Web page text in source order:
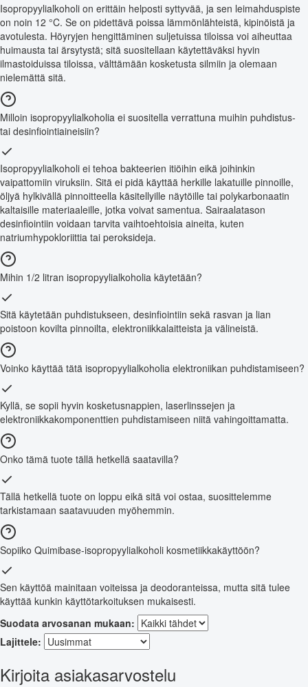
Isopropyylialkoholi on erittäin helposti syttyvää, ja sen leimahduspiste
on noin 12 °C. Se on pidettävä poissa lämmönlähteistä, kipinöistä ja
avotulesta. Höyryjen hengittäminen suljetuissa tiloissa voi aiheuttaa
huimausta tai ärsytystä; sitä suositellaan käytettäväksi hyvin
ilmastoiduissa tiloissa, välttämään kosketusta silmiin ja olemaan
nielemättä sitä.
Milloin isopropyylialkoholia ei suositella verrattuna muihin puhdistus-
tai desinfiointiaineisiin?
Isopropyylialkoholi ei tehoa bakteerien itiöihin eikä joihinkin
vaipattomiin viruksiin. Sitä ei pidä käyttää herkille lakatuille pinnoille,
öljyä hylkivällä pinnoitteella käsitellyille näytöille tai polykarbonaatin
kaltaisille materiaaleille, jotka voivat samentua. Sairaalatason
desinfiointiin voidaan tarvita vaihtoehtoisia aineita, kuten
natriumhypokloriittia tai peroksideja.
Mihin 1/2 litran isopropyylialkoholia käytetään?
Sitä käytetään puhdistukseen, desinfiointiin sekä rasvan ja lian
poistoon kovilta pinnoilta, elektroniikkalaitteista ja välineistä.
Voinko käyttää tätä isopropyylialkoholia elektroniikan puhdistamiseen?
Kyllä, se sopii hyvin kosketusnappien, laserlinssejen ja
elektroniikkakomponenttien puhdistamiseen niitä vahingoittamatta.
Onko tämä tuote tällä hetkellä saatavilla?
Tällä hetkellä tuote on loppu eikä sitä voi ostaa, suosittelemme
tarkistamaan saatavuuden myöhemmin.
Sopiiko Quimibase-isopropyylialkoholi kosmetiikkakäyttöön?
Sen käyttöä mainitaan voiteissa ja deodoranteissa, mutta sitä tulee
käyttää kunkin käyttötarkoituksen mukaisesti.
Suodata arvosanan mukaan:
Lajittele:
Kirjoita asiakasarvostelu